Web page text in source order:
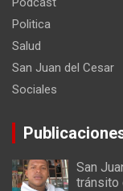
Politica
Salud
San Juan del Cesar
Sociales
San
tránsito